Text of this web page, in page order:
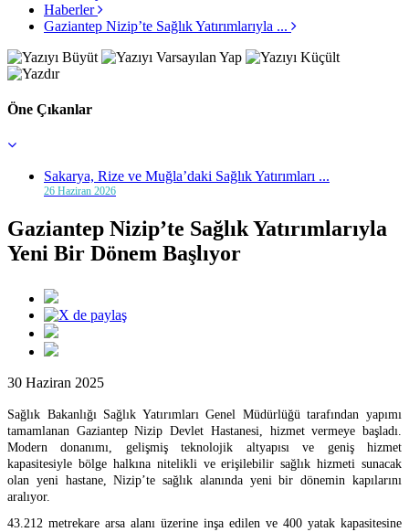
Haberler
Gaziantep Nizip’te Sağlık Yatırımlarıyla ...
Öne Çıkanlar
Sakarya, Rize ve Muğla’daki Sağlık Yatırımları ...
26 Haziran 2026
Gaziantep Nizip’te Sağlık Yatırımlarıyla
Yeni Bir Dönem Başlıyor
30 Haziran 2025
Sağlık Bakanlığı Sağlık Yatırımları Genel Müdürlüğü tarafından yapımı
tamamlanan Gaziantep Nizip Devlet Hastanesi, hizmet vermeye başladı.
Modern donanımı, gelişmiş teknolojik altyapısı ve geniş hizmet
kapasitesiyle bölge halkına nitelikli ve erişilebilir sağlık hizmeti sunacak
olan yeni hastane, Nizip’te sağlık alanında yeni bir dönemin kapılarını
aralıyor.
43.212 metrekare arsa alanı üzerine inşa edilen ve 400 yatak kapasitesine